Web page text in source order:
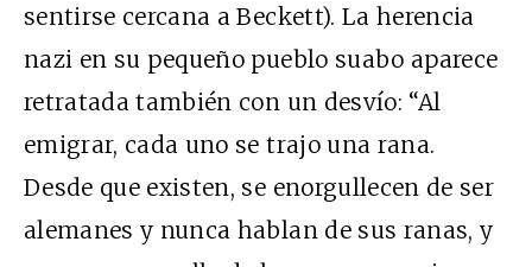
sentirse cercana a Beckett). La herencia
nazi en su pequeño pueblo suabo aparece
retratada también con un desvío: “Al
emigrar, cada uno se trajo una rana.
Desde que existen, se enorgullecen de ser
alemanes y nunca hablan de sus ranas, y